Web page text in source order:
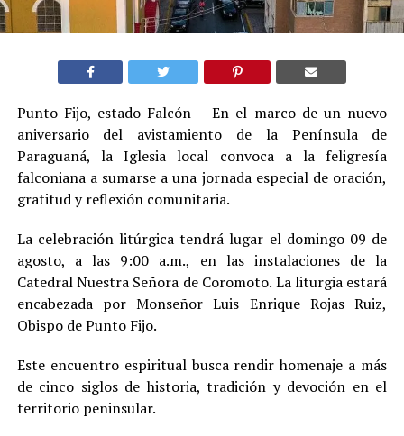
Punto Fijo, estado Falcón – En el marco de un nuevo
aniversario del avistamiento de la Península de
Paraguaná, la Iglesia local convoca a la feligresía
falconiana a sumarse a una jornada especial de oración,
gratitud y reflexión comunitaria.
La celebración litúrgica tendrá lugar el domingo 09 de
agosto, a las 9:00 a.m., en las instalaciones de la
Catedral Nuestra Señora de Coromoto. La liturgia estará
encabezada por Monseñor Luis Enrique Rojas Ruiz,
Obispo de Punto Fijo.
Este encuentro espiritual busca rendir homenaje a más
de cinco siglos de historia, tradición y devoción en el
territorio peninsular.